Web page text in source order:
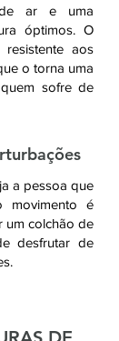
ar e uma
óptimos. O
resistente aos
o torna uma
sofre de
a pessoa que
é
um colchão de
desfrutar de